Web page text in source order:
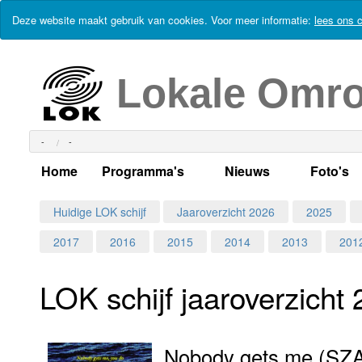
Deze website maakt gebruik van cookies. Voor meer informatie: lees ons
Lokale
- -
Home Programma's
Alle dagen
Weekschema
Woensdag
Alle programma's
Uitzending gemist?
Nieuws
Actueel Lokaal
LOK nieuws
RSS feed
Foto's
Huidige LOK schijf Jaaroverzicht 2026 2025
2017
2016 2015 2014 2013
LOK schijf jaar­over­zicht